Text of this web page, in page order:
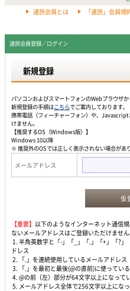
速旅会員とは 「速旅」会員規
速旅会員登録／ログイン
新規登録
パソコンおよびスマートフォンのWebプラウザか
新規登録の手順はこちらでご案内しております。
携帯電話（フィーチャーフォン）や、
けません。
【推奨するOS（Windows版）】
Windows 10以降
※ 推奨外のOSでは正しく表示されない場合があ
メールアドレス
仮
【重要】 以下のようなインターネット通信
ないメールアドレスはご登録いただけません
1. 半角英数字と「-」「_」「.」「+」「?
ドレス
2. 「.」を連続使用しているメールアドレス
3. 「.」を最初と最後(@の直前)に使ってい
4. @の前（左）部分が64文字以上になって
5. メールアドレス全体で256文字以上にな